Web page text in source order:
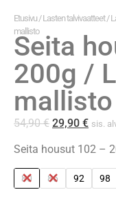
Etusivu /Lasten talvivaatteet/
mallisto
Seita
200g /
mallisto
54,90€ 29,90 € sis.
Seita housut 102 –
80 86 92 98